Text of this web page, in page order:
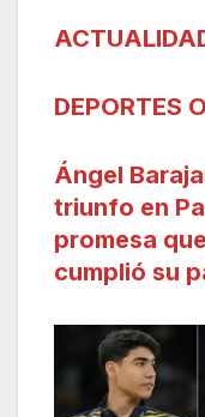
DEPORTES
Ángel
triunfo en
promesa
cumplió su